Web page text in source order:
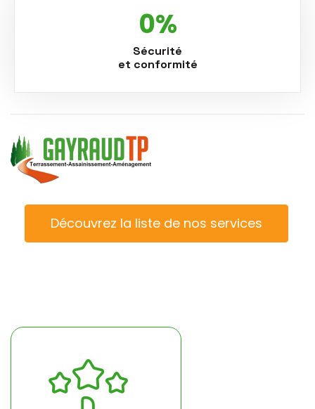
0
Sécurité
et conformité
Découvrez la liste de nos services